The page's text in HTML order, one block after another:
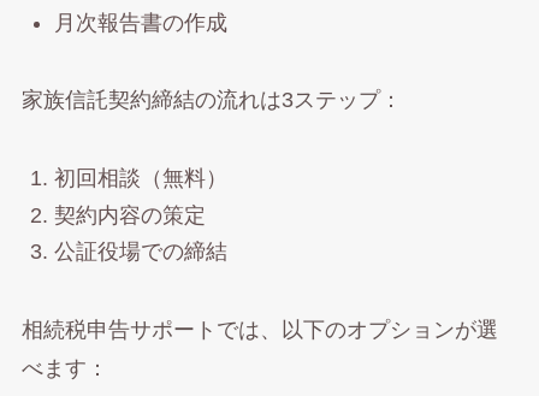
月次報告書の作成
家族信託契約締結の流れは3ステップ：
初回相談（無料）
契約内容の策定
公証役場での締結
相続税申告サポートでは、以下のオプションが選
べます：